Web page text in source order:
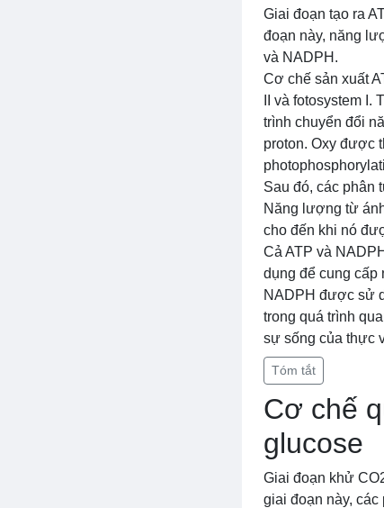
Giai đoạn tạo ra
đoạn này, năng
và NADPH.
Cơ chế sản xuất
II và fotosystem
trình chuyển đổi
proton. Oxy được
Sau đó, các phân
Năng lượng từ
cho đến khi nó
Cả ATP và
dụng để cung cấp
NADPH được sử
trong quá trình
sự sống của thực
Tóm tắt
Cơ chế
glucose
Giai đoạn khử
giai đoạn này,